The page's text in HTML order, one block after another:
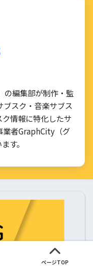
の編集部が制作・監
ブスク・音楽サブス
情報に特化したサ
業者GraphCity（グ
す。
ページTOP